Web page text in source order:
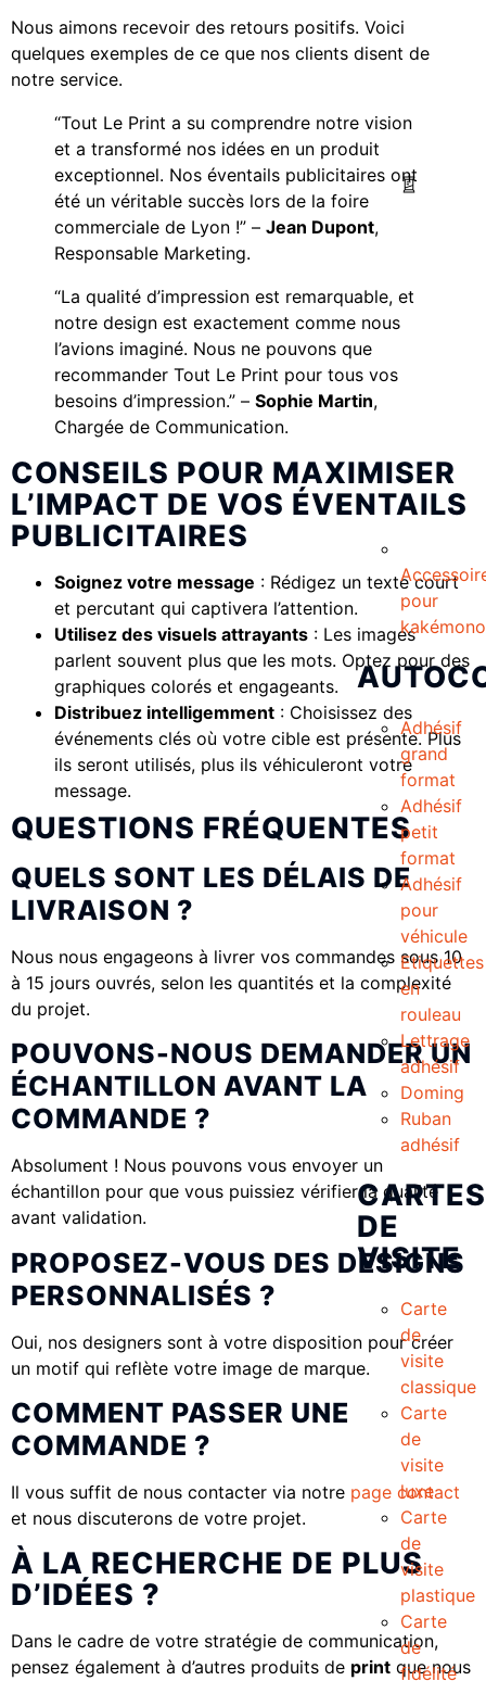
pour
kakémono
Adhésif
grand
format
Adhésif
petit
format
Adhésif
pour
véhicule
Etiquettes
en
rouleau
Lettrage
adhésif
Doming
Ruban
adhésif
CARTES
DE
VISITE
Carte
de
visite
classique
Carte
de
visite
luxe
Carte
de
visite
plastique
Carte
de
fidélité
Nous aimons recevoir des retours positifs. Voici
quelques exemples de ce que nos clients disent de
notre service.
“Tout Le Print a su comprendre notre vision
et a transformé nos idées en un produit
exceptionnel. Nos éventails publicitaires ont
été un véritable succès lors de la foire
commerciale de Lyon !” – Jean Dupont,
Responsable Marketing.
“La qualité d’impression est remarquable, et
notre design est exactement comme nous
l’avions imaginé. Nous ne pouvons que
recommander Tout Le Print pour tous vos
besoins d’impression.” – Sophie Martin,
Chargée de Communication.
CONSEILS POUR MAXIMISER
L’IMPACT DE VOS ÉVENTAILS
PUBLICITAIRES
Soignez votre message : Rédigez un texte court
et percutant qui captivera l’attention.
Utilisez des visuels attrayants : Les images
parlent souvent plus que les mots. Optez pour des
graphiques colorés et engageants.
Distribuez intelligemment : Choisissez des
événements clés où votre cible est présente. Plus
ils seront utilisés, plus ils véhiculeront votre
message.
QUESTIONS FRÉQUENTES
QUELS SONT LES DÉLAIS DE
LIVRAISON ?
Nous nous engageons à livrer vos commandes sous 10
à 15 jours ouvrés, selon les quantités et la complexité
du projet.
POUVONS-NOUS DEMANDER UN
ÉCHANTILLON AVANT LA
COMMANDE ?
Absolument ! Nous pouvons vous envoyer un
échantillon pour que vous puissiez vérifier la qualité
avant validation.
PROPOSEZ-VOUS DES DESIGNS
PERSONNALISÉS ?
Oui, nos designers sont à votre disposition pour créer
un motif qui reflète votre image de marque.
COMMENT PASSER UNE
COMMANDE ?
Il vous suffit de nous contacter via notre page contact
et nous discuterons de votre projet.
À LA RECHERCHE DE PLUS
D’IDÉES ?
Dans le cadre de votre stratégie de communication,
pensez également à d’autres produits de print que nous